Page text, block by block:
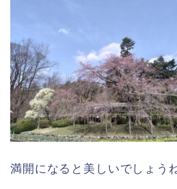
満開になると美しいでしょう